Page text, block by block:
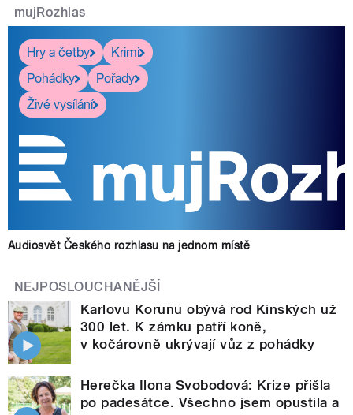
mujRozhlas
Hry a četby
Krimi
Pohádky
Pořady
Živé vysílání
Audiosvět Českého rozhlasu na jednom místě
NEJPOSLOUCHANĚJŠÍ
Karlovu Korunu obývá rod Kinských už
300 let. K zámku patří koně,
v kočárovně ukrývají vůz z pohádky
Herečka Ilona Svobodová: Krize přišla
po padesátce. Všechno jsem opustila a